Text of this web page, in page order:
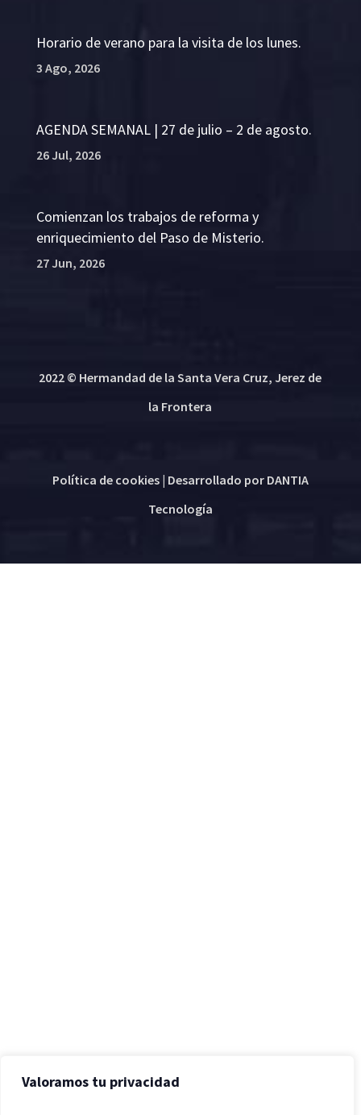
Valoramos tu privacidad
Horario de verano para la visita de los lunes.
3 Ago, 2026
AGENDA SEMANAL | 27 de julio – 2 de agosto.
26 Jul, 2026
Comienzan los trabajos de reforma y
enriquecimiento del Paso de Misterio.
27 Jun, 2026
2022 © Hermandad de la Santa Vera Cruz, Jerez de
la Frontera
Política de cookies| Desarrollado por DANTIA
Tecnología